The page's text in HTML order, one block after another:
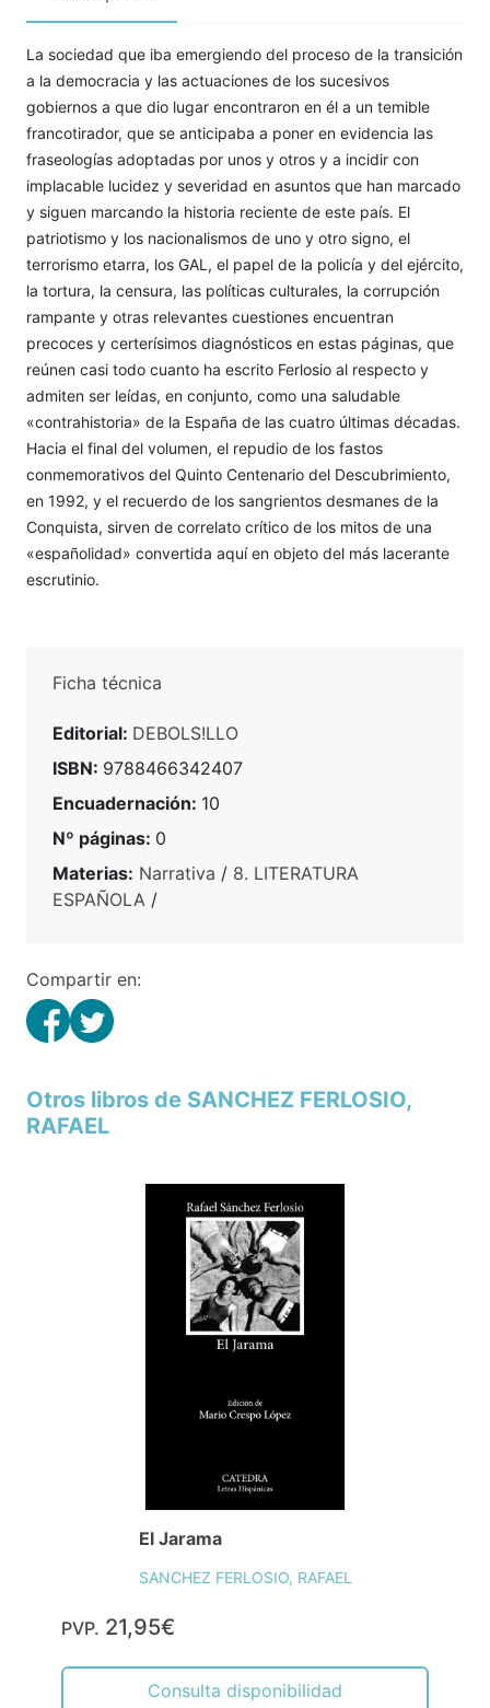
La sociedad que iba emergiendo del proceso de la transición
a la democracia y las actuaciones de los sucesivos
gobiernos a que dio lugar encontraron en él a un temible
francotirador, que se anticipaba a poner en evidencia las
fraseologías adoptadas por unos y otros y a incidir con
implacable lucidez y severidad en asuntos que han marcado
y siguen marcando la historia reciente de este país. El
patriotismo y los nacionalismos de uno y otro signo, el
terrorismo etarra, los GAL, el papel de la policía y del ejército,
la tortura, la censura, las políticas culturales, la corrupción
rampante y otras relevantes cuestiones encuentran
precoces y certerísimos diagnósticos en estas páginas, que
reúnen casi todo cuanto ha escrito Ferlosio al respecto y
admiten ser leídas, en conjunto, como una saludable
«contrahistoria» de la España de las cuatro últimas décadas.
Hacia el final del volumen, el repudio de los fastos
conmemorativos del Quinto Centenario del Descubrimiento,
en 1992, y el recuerdo de los sangrientos desmanes de la
Conquista, sirven de correlato crítico de los mitos de una
«españolidad» convertida aquí en objeto del más lacerante
escrutinio.
Ficha técnica
Editorial: DEBOLS!LLO
ISBN: 9788466342407
Encuadernación: 10
Nº páginas: 0
Materias: Narrativa / 8. LITERATURA
ESPAÑOLA /
Compartir en:
Otros libros de SANCHEZ FERLOSIO,
RAFAEL
El Jarama
SANCHEZ FERLOSIO, RAFAEL
PVP. 21,95€
Consulta disponibilidad